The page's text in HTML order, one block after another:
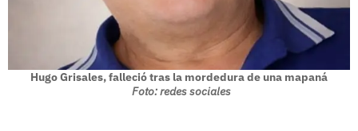
Hugo Grisales, falleció tras la mordedura de una mapaná
Foto: redes sociales